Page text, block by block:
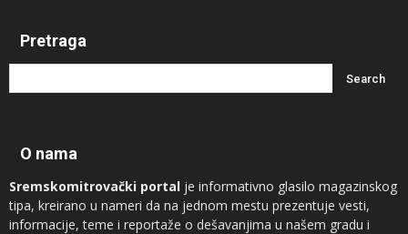
Pretraga
O nama
Sremskomitrovački portal je informativno glasilo magazinskog
tipa, kreirano u nameri da na jednom mestu prezentuje vesti,
informacije, teme i reportaže o dešavanjima u našem gradu i